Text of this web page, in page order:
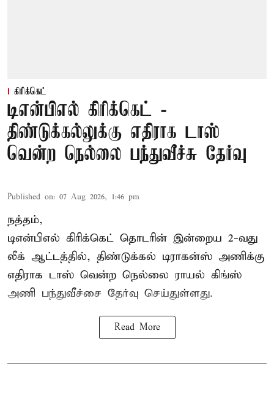
கிரிக்கெட்
டிஎன்பிஎல் கிரிக்கெட் -
திண்டுக்கல்லுக்கு எதிராக டாஸ்
வென்ற நெல்லை பந்துவீச்சு தேர்வு
Published on: 07 Aug 2026, 1:46 pm
நத்தம்,
டிஎன்பிஎல் கிரிக்கெட் தொடரின் இன்றைய 2-வது
லீக் ஆட்டத்தில், திண்டுக்கல் டிராகன்ஸ் அணிக்கு
எதிராக டாஸ் வென்ற நெல்லை ராயல் கிங்ஸ்
அணி பந்துவீச்சை தேர்வு செய்துள்ளது.
Read More